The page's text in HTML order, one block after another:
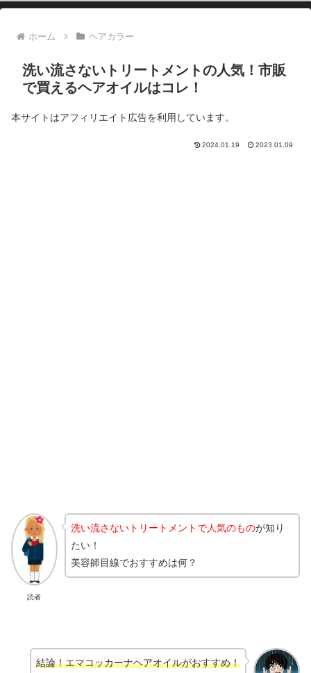
ホーム ヘアカラー
洗い流さないトリートメントの人気！市販
で買えるヘアオイルはコレ！
本サイトはアフィリエイト広告を利用しています。
2024.01.19 2023.01.09
読者
洗い流さないトリートメントで人気のものが知り
たい！
美容師目線でおすすめは何？
結論！エマコッカーナヘアオイルがおすすめ！